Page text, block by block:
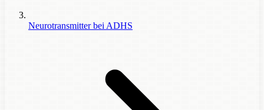
Neurotransmitter bei ADHS